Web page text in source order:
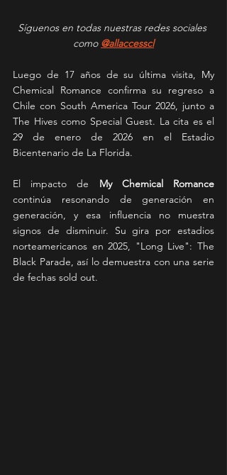
Síguenos en todas nuestras redes sociales
como @allaccesscl
Luego de 17 años de su última visita, My
Chemical Romance confirma su regreso a
Chile con South America Tour 2026, junto a
The Hives como Special Guest. La cita es el
29 de enero de 2026 en el Estadio
Bicentenario de La Florida.
El impacto de
continúa resonando de generación en
generación, y esa influencia no muestra
signos de disminuir. Su gira por estadios
norteamericanos en 2025, "Long Live": The
Black Parade, así lo demuestra con una serie
de fechas sold out.